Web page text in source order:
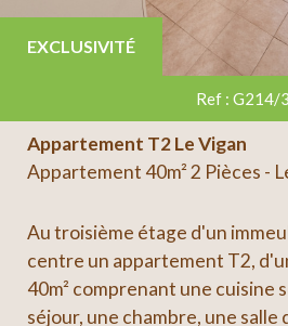
EXCLUSIVITÉ
Ref : G214/3
Appartement T2 Le Vigan
Appartement 40m² 2 Pièces -
Au troisième étage d'un
centre un appartement T2,
40m² comprenant une cuisine
séjour, une chambre, une salle